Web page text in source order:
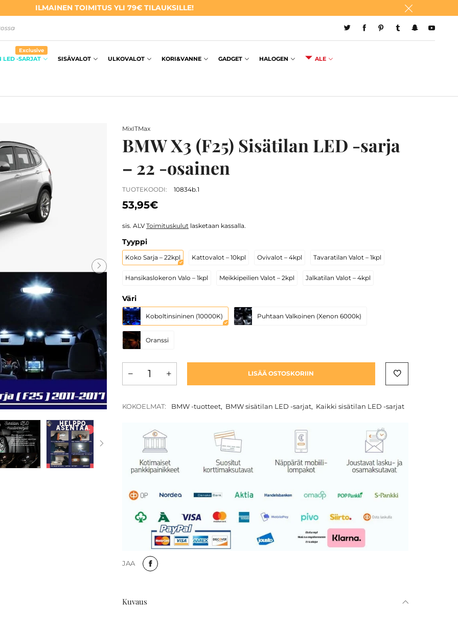
ILMAINEN TOIMITUS YLI 79€ TILAUKSILLE!
LED -SARJAT
Exclusive
SISÄVALOT ULKOVALOT KORI&VANNE GADGET HALOGEN ALE
MixITMax
BMW X3 (F25) Sisätilan LED -sarja
– 22 -osainen
TUOTEKOODI: 10834b.1
53,95€
sis. ALVToimituskulut lasketaan kassalla.
Tyyppi
Koko Sarja – 22kpl Kattovalot – 10kpl Ovivalot – 4kpl Tavaratilan Valot – 1kpl
Hansikaslokeron Valo – 1kpl Meikkipeilien Valot – 2kpl Jalkatilan Valot – 4kpl
Väri
Koboltinsininen (10000K) Puhtaan Valkoinen (Xenon 6000k)
Oranssi
LISÄÄ OSTOSKORIIN
KOKOELMAT: BMW -tuotteet, BMW sisätilan LED -sarjat, Kaikki sisätilan LED -sarjat
JAA
Kuvaus